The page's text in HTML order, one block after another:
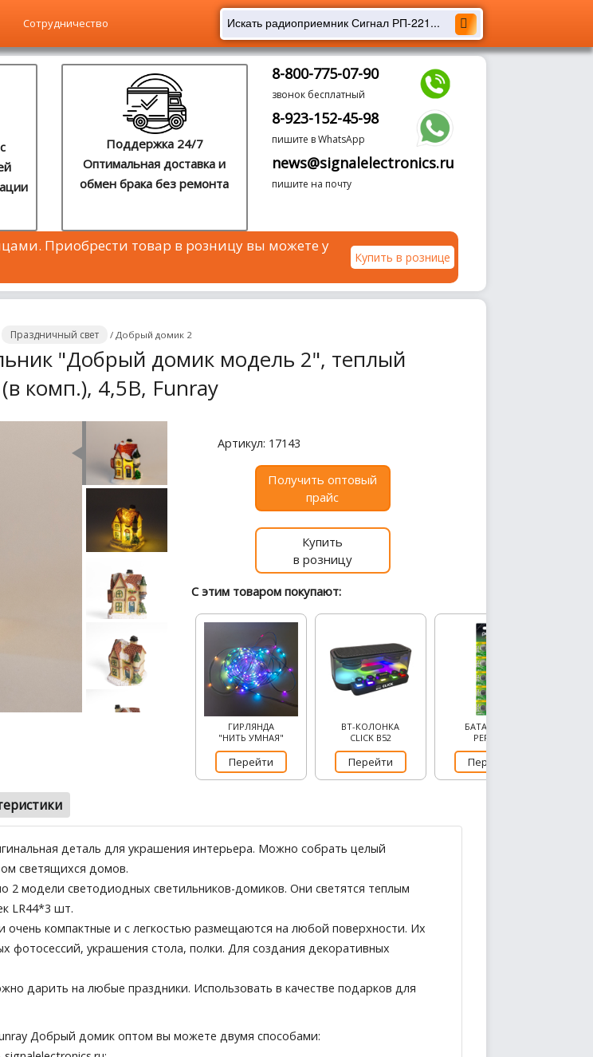
Сотрудничество
Поддержка 24/7
Оптимальная доставка и
обмен брака без ремонта
8-800-775-07-90
звонок бесплатный
8-923-152-45-98
пишите в WhatsApp
news@signalelectronics.ru
пишите на почту
Приобрести товар в розницу вы можете у
Купить в рознице
Праздничный свет / Добрый домик 2
"Добрый домик модель 2", теплый
комп.), 4,5В, Funray
Артикул: 17143
Получить оптовый
прайс
Купить
в розницу
С этим товаром покупают:
ГИРЛЯНДА
"НИТЬ УМНАЯ"
Перейти
BT-КОЛОНКА
CLICK B52
Перейти
БАТАРЕЙКИ
PERFEO
Перейти
деталь для украшения интерьера. Можно собрать целый
светящихся домов.
2 модели светодиодных светильников-домиков. Они светятся теплым
LR44*3 шт.
компактные и с легкостью размещаются на любой поверхности. Их
фотосессий, украшения стола, полки. Для создания декоративных
дарить на любые праздники. Использовать в качестве подарков для
Добрый домик оптом вы можете двумя способами: